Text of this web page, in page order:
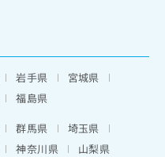
岩手県
宮城県
福島県
群馬県
埼玉県
神奈川県
山梨県